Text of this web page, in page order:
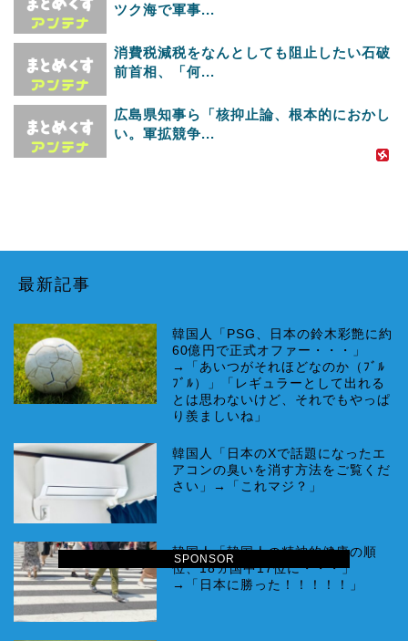
SPONSOR
ツク海で軍事...
消費税減税をなんとしても阻止したい石破
前首相、「何...
広島県知事ら「核抑止論、根本的におかし
い。軍拡競争...
最新記事
韓国人「PSG、日本の鈴木彩艶に約
60億円で正式オファー・・・」
→「あいつがそれほどなのか（ﾌﾞﾙ
ﾌﾞﾙ）」「レギュラーとして出れる
とは思わないけど、それでもやっぱ
り羨ましいね」
韓国人「日本のXで話題になったエ
アコンの臭いを消す方法をご覧くだ
さい」→「これマジ？」
韓国人「韓国人の精神的健康の順
位、18ヵ国中17位に・・・」
→「日本に勝った！！！！！」